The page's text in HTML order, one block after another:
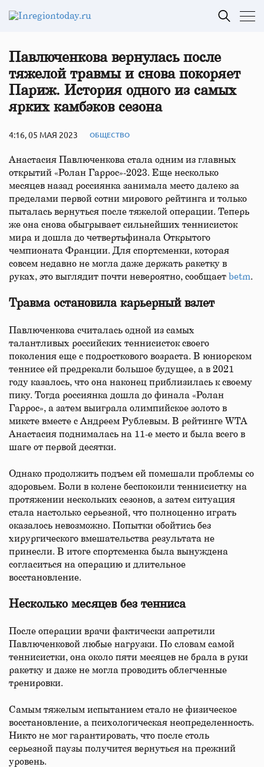
Павлюченкова вернулась после
тяжелой травмы и снова покоряет
Париж. История одного из самых
ярких камбэков сезона
4:16, 05 МАЯ 2023 ОБЩЕСТВО
Анастасия Павлюченкова стала одним из главных
открытий «Ролан Гаррос»-2023. Еще несколько
месяцев назад россиянка занимала место далеко за
пределами первой сотни мирового рейтинга и только
пыталась вернуться после тяжелой операции. Теперь
же она снова обыгрывает сильнейших теннисисток
мира и дошла до четвертьфинала Открытого
чемпионата Франции. Для спортсменки, которая
совсем недавно не могла даже держать ракетку в
руках, это выглядит почти невероятно, сообщает betm.
Травма остановила карьерный взлет
Павлюченкова считалась одной из самых
талантливых российских теннисисток своего
поколения еще с подросткового возраста. В юниорском
теннисе ей предрекали большое будущее, а в 2021
году казалось, что она наконец приблизилась к своему
пику. Тогда россиянка дошла до финала «Ролан
Гаррос», а затем выиграла олимпийское золото в
миксте вместе с Андреем Рублевым. В рейтинге WTA
Анастасия поднималась на 11-е место и была всего в
шаге от первой десятки.
Однако продолжить подъем ей помешали проблемы со
здоровьем. Боли в колене беспокоили теннисистку на
протяжении нескольких сезонов, а затем ситуация
стала настолько серьезной, что полноценно играть
оказалось невозможно. Попытки обойтись без
хирургического вмешательства результата не
принесли. В итоге спортсменка была вынуждена
согласиться на операцию и длительное
восстановление.
Несколько месяцев без тенниса
После операции врачи фактически запретили
Павлюченковой любые нагрузки. По словам самой
теннисистки, она около пяти месяцев не брала в руки
ракетку и даже не могла проводить облегченные
тренировки.
Самым тяжелым испытанием стало не физическое
восстановление, а психологическая неопределенность.
Никто не мог гарантировать, что после столь
серьезной паузы получится вернуться на прежний
уровень.